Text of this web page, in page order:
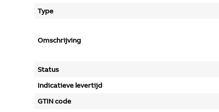
Type
Omschrijving
Status
Indicatieve levertijd
GTIN code